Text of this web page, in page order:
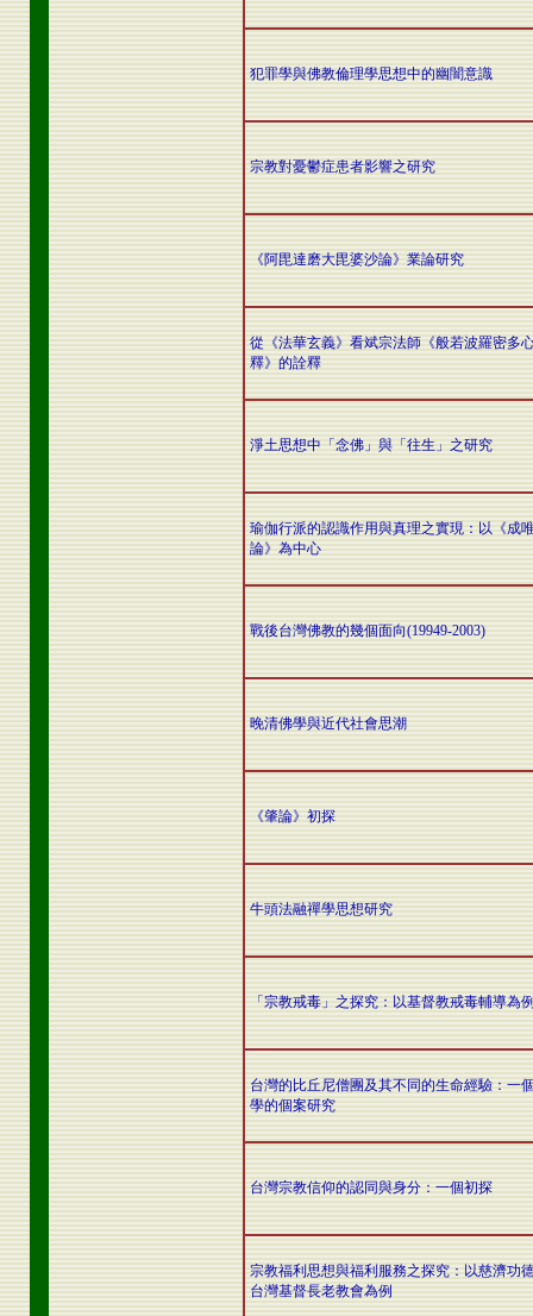
犯罪學與佛教倫理學思想中的幽闇意識
宗教對憂鬱症患者影響之研究
《阿毘達磨大毘婆沙論》業論研究
從《法華玄義》看斌宗法師《般若波羅密多
釋》的詮釋
淨土思想中「念佛」與「往生」之研究
瑜伽行派的認識作用與真理之實現：以《成
論》為中心
戰後台灣佛教的幾個面向(19949-2003)
晚清佛學與近代社會思潮
《肇論》初探
牛頭法融禪學思想研究
「宗教戒毒」之探究：以基督教戒毒輔導為
台灣的比丘尼僧團及其不同的生命經驗：一
學的個案研究
台灣宗教信仰的認同與身分：一個初探
宗教福利思想與福利服務之探究：以慈濟功
台灣基督長老教會為例